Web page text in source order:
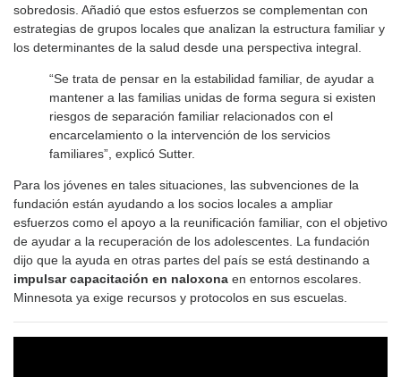
sobredosis. Añadió que estos esfuerzos se complementan con
estrategias de grupos locales que analizan la estructura familiar y
los determinantes de la salud desde una perspectiva integral.
“Se trata de pensar en la estabilidad familiar, de ayudar a
mantener a las familias unidas de forma segura si existen
riesgos de separación familiar relacionados con el
encarcelamiento o la intervención de los servicios
familiares”, explicó Sutter.
Para los jóvenes en tales situaciones, las subvenciones de la
fundación están ayudando a los socios locales a ampliar
esfuerzos como el apoyo a la reunificación familiar, con el objetivo
de ayudar a la recuperación de los adolescentes. La fundación
dijo que la ayuda en otras partes del país se está destinando a
impulsar capacitación en naloxona en entornos escolares.
Minnesota ya exige recursos y protocolos en sus escuelas.